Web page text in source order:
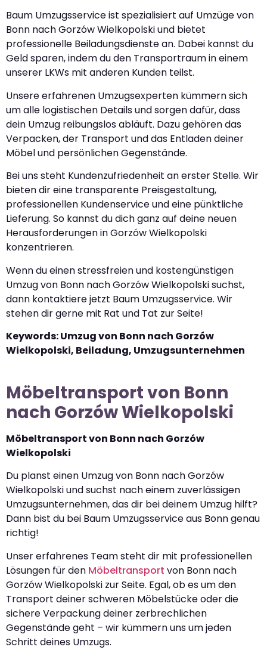
Baum Umzugsservice ist spezialisiert auf Umzüge von
Bonn nach Gorzów Wielkopolski und bietet
professionelle Beiladungsdienste an. Dabei kannst du
Geld sparen, indem du den Transportraum in einem
unserer LKWs mit anderen Kunden teilst.
Unsere erfahrenen Umzugsexperten kümmern sich
um alle logistischen Details und sorgen dafür, dass
dein Umzug reibungslos abläuft. Dazu gehören das
Verpacken, der Transport und das Entladen deiner
Möbel und persönlichen Gegenstände.
Bei uns steht Kundenzufriedenheit an erster Stelle. Wir
bieten dir eine transparente Preisgestaltung,
professionellen Kundenservice und eine pünktliche
Lieferung. So kannst du dich ganz auf deine neuen
Herausforderungen in Gorzów Wielkopolski
konzentrieren.
Wenn du einen stressfreien und kostengünstigen
Umzug von Bonn nach Gorzów Wielkopolski suchst,
dann kontaktiere jetzt Baum Umzugsservice. Wir
stehen dir gerne mit Rat und Tat zur Seite!
Keywords: Umzug von Bonn nach Gorzów
Wielkopolski, Beiladung, Umzugsunternehmen
Möbeltransport von Bonn
nach Gorzów Wielkopolski
Möbeltransport von Bonn nach Gorzów
Wielkopolski
Du planst einen Umzug von Bonn nach Gorzów
Wielkopolski und suchst nach einem zuverlässigen
Umzugsunternehmen, das dir bei deinem Umzug hilft?
Dann bist du bei Baum Umzugsservice aus Bonn genau
richtig!
Unser erfahrenes Team steht dir mit professionellen
Lösungen für den Möbeltransport von Bonn nach
Gorzów Wielkopolski zur Seite. Egal, ob es um den
Transport deiner schweren Möbelstücke oder die
sichere Verpackung deiner zerbrechlichen
Gegenstände geht – wir kümmern uns um jeden
Schritt deines Umzugs.